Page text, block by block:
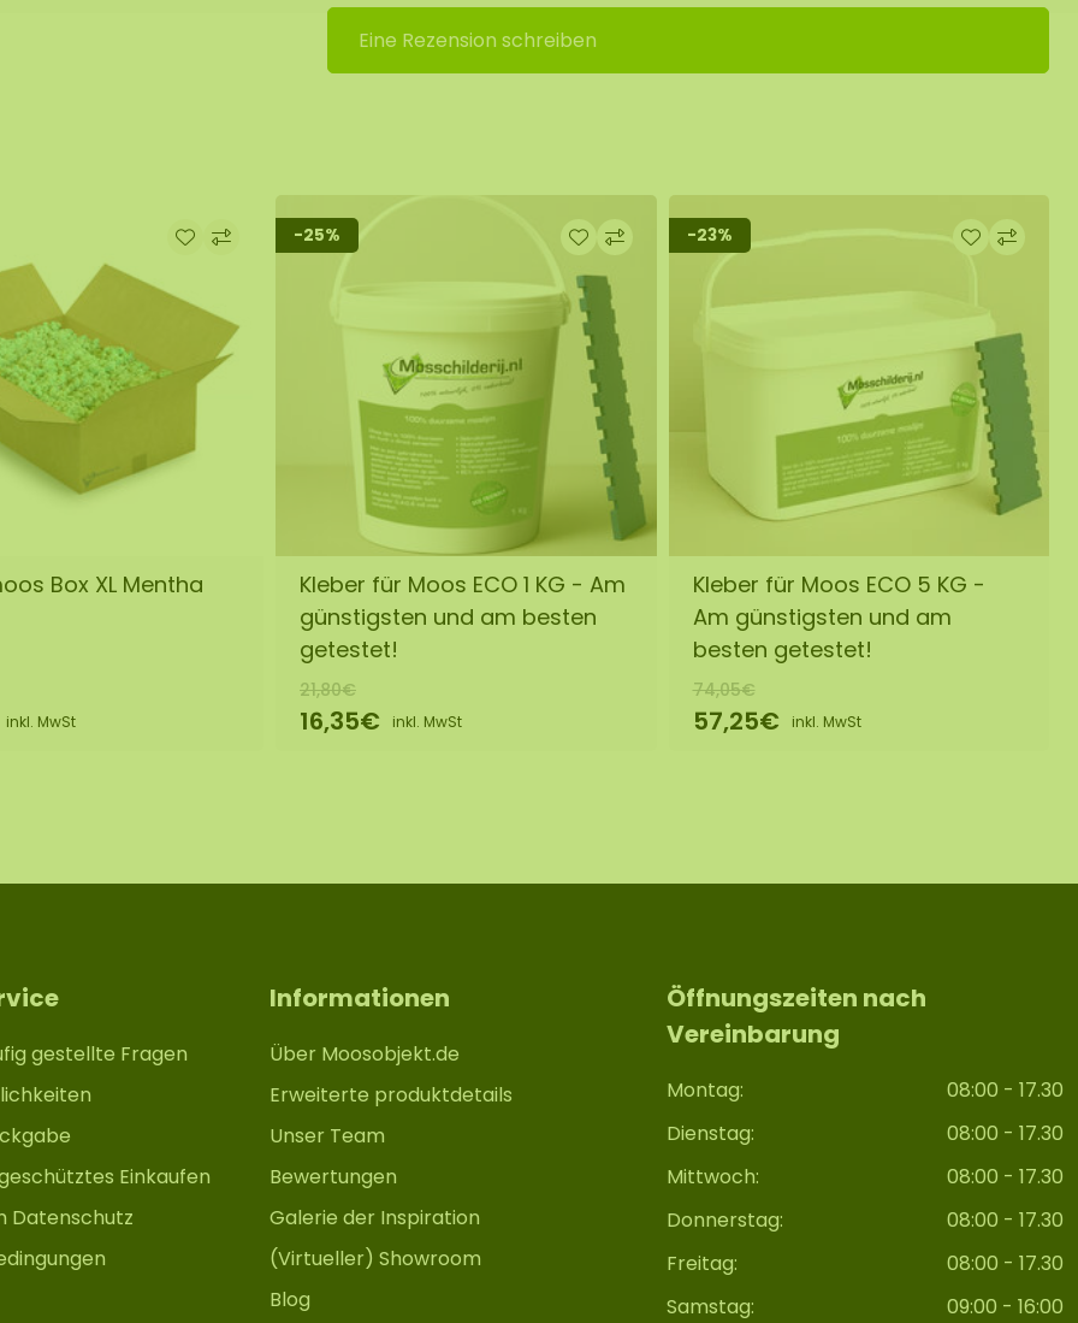
Eine Rezension schreiben
Box XL Mentha
inkl. MwSt
-25%
Kleber für Moos ECO 1 KG - Am
günstigsten und am besten
getestet!
21,80€
16,35€ inkl. MwSt
-23%
Kleber für Moos ECO 5 KG -
Am günstigsten und am
besten getestet!
74,05€
57,25€ inkl. MwSt
gestellte Fragen
Einkaufen
Datenschutz
Informationen
Über Moosobjekt.de
Erweiterte produktdetails
Unser Team
Bewertungen
Galerie der Inspiration
(Virtueller) Showroom
Blog
Öffnungszeiten nach
Vereinbarung
Montag:
08:00 - 17.30
Dienstag:
08:00 - 17.30
Mittwoch:
08:00 - 17.30
Donnerstag:
08:00 - 17.30
Freitag:
08:00 - 17.30
Samstag:
09:00 - 16:00